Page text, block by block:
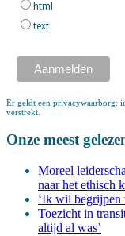
html
text
Er geldt een privacywaarborg:
verstrekt.
Onze meest
Moreel
naar het ethisch
‘Ik wil begrijpen
Toezicht in
altijd al was’